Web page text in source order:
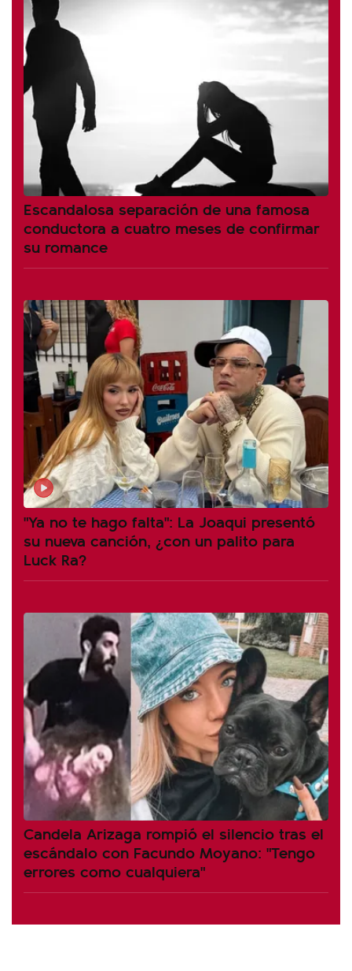
Escandalosa separación de una famosa
conductora a cuatro meses de confirmar
su romance
"Ya no te hago falta": La Joaqui presentó
su nueva canción, ¿con un palito para
Luck Ra?
Candela Arizaga rompió el silencio tras el
escándalo con Facundo Moyano: "Tengo
errores como cualquiera"